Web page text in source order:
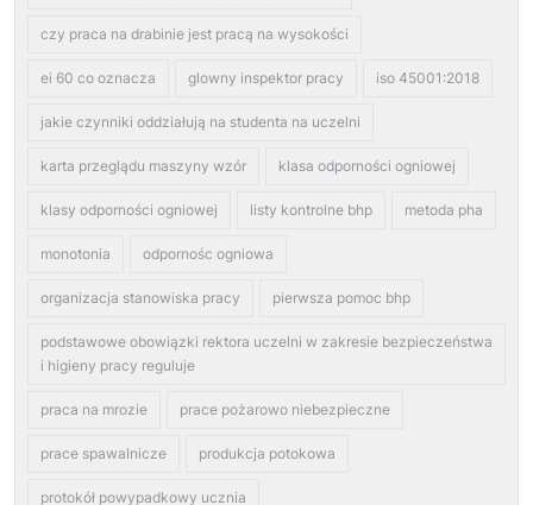
czy praca na drabinie jest pracą na wysokości
ei 60 co oznacza glowny inspektor pracy iso 45001:2018
jakie czynniki oddziałują na studenta na uczelni
karta przeglądu maszyny wzór klasa odporności ogniowej
klasy odporności ogniowej listy kontrolne bhp metoda pha
monotonia odpornośc ogniowa
organizacja stanowiska pracy pierwsza pomoc bhp
podstawowe obowiązki rektora uczelni w zakresie bezpieczeństwa
i higieny pracy reguluje
praca na mrozie prace pożarowo niebezpieczne
prace spawalnicze produkcja potokowa
protokół powypadkowy ucznia